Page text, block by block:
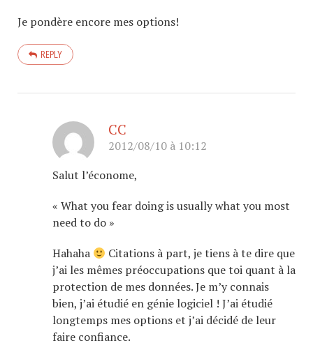
Je pondère encore mes options!
REPLY
CC
2012/08/10 à 10:12
Salut l’économe,
« What you fear doing is usually what you most
need to do »
Hahaha
Citations à part, je tiens à te dire que
j’ai les mêmes préoccupations que toi quant à la
protection de mes données. Je m’y connais
bien, j’ai étudié en génie logiciel ! J’ai étudié
longtemps mes options et j’ai décidé de leur
faire confiance.